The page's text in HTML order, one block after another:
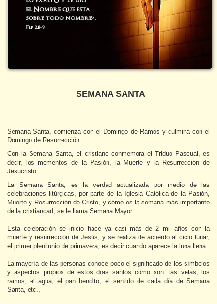
SEMANA SANTA
Semana Santa, comienza con el Domingo de Ramos y culmina con el
Domingo de Resurrección.
Con la Semana Santa, el cristiano conmemora el Triduo Pascual, es
decir, los momentos de la Pasión, la Muerte y la Resurrección de
Jesucristo.
La Semana Santa, es la verdad actualizada por medio de las
celebraciones litúrgicas, por parte de la Iglesia Católica de la Pasión,
Muerte y Resurrección de Cristo, y cómo es la semana más importante
de la cristiandad, se le llama Semana Mayor.
Esta celebración se inicio hace ya casi más de 2 mil años con la
muerte y resurrección de Jesús, y se realiza de acuerdo al ciclo lunar,
el primer plenilunio de primavera, es decir cuando aparece la luna llena.
La mayoría de las personas conoce poco el significado de los símbolos
y aspectos propios de estos días santos como son: las velas, los
ramos, el agua, el pan bendito, el sentido de cada día de Semana
Santa, etc.,